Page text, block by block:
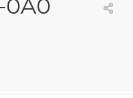
0A0